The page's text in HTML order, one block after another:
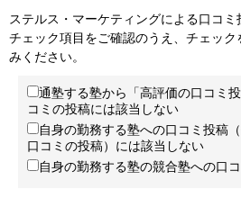
ステルス・マーケティングによる口コ
チェック項目をご確認のうえ、チェッ
みください。
通塾する塾から「高評価の口コミ
コミの投稿には該当しない
自身の勤務する塾への口コミ投稿
口コミの投稿）には該当しない
自身の勤務する塾の競合塾への口